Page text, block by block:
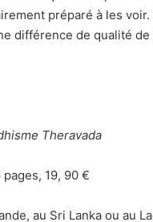
préparé à les
différence de qualité de
Theravada
19, 90 €
au Sri Lanka ou au